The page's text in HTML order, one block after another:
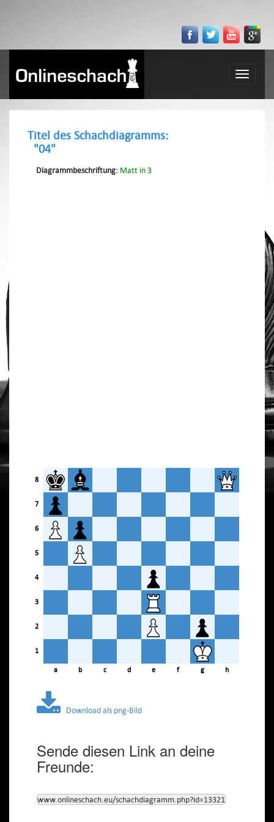
Toggle
Titel des Schachdiagramms:
"04"
Diagrammbeschriftung: Matt in 3
8
7
6
5
4
3
2
1
a b c d e f g h
Download als png-Bild
Sende diesen Link an deine
Freunde:
www.onlineschach.eu/schachdiagramm.php?id=13321